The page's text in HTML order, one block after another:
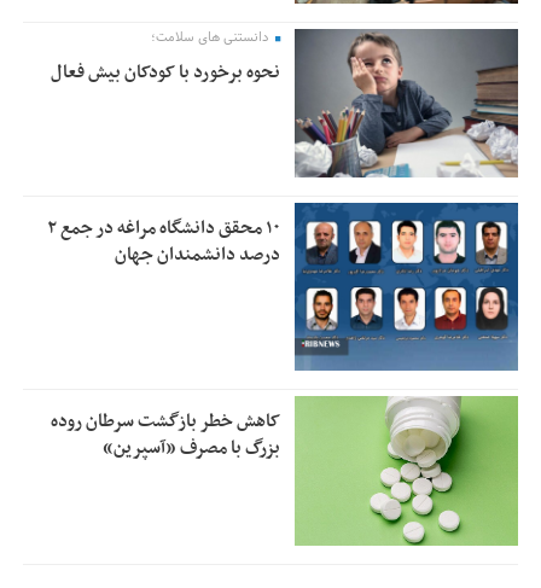
دانستنی های سلامت؛
نحوه برخورد با کودکان بیش فعال
۱۰ محقق دانشگاه مراغه در جمع ۲
درصد دانشمندان جهان
کاهش خطر بازگشت سرطان روده
بزرگ با مصرف «آسپرین»